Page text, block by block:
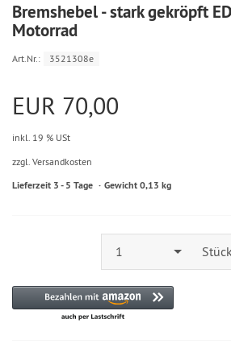
Bremshebel - stark gekröpft
Motorrad
Art.Nr.: 3521308e
EUR 70,00
inkl. 19 % USt
zzgl. Versandkosten
Lieferzeit 3 - 5 Tage Gewicht 0,13 kg
1 Stück